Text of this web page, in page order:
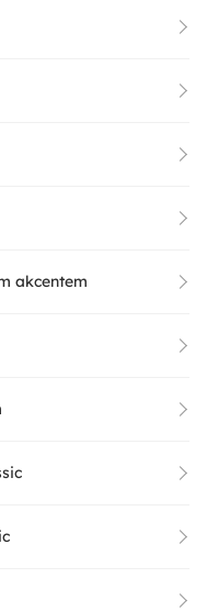
akcentem